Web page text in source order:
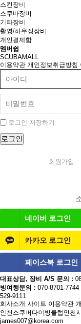
스킨장비
스쿠바장비
기타장비
촬영/하우징장비
개인결제함
멤버쉽
SCUBAMALL
이용약관 개인정보취급방침
로그인 저장하기
회원가입
네이버 로그인
카카오 로그인
페이스북 로그인
대표상담, 장비 A/S 문의 :
빙여행문의 : 070-8701-7744
529-9111
회사소개 사이트 이용약관
인천스쿠버다이빙클럽 인천
james007@korea.com